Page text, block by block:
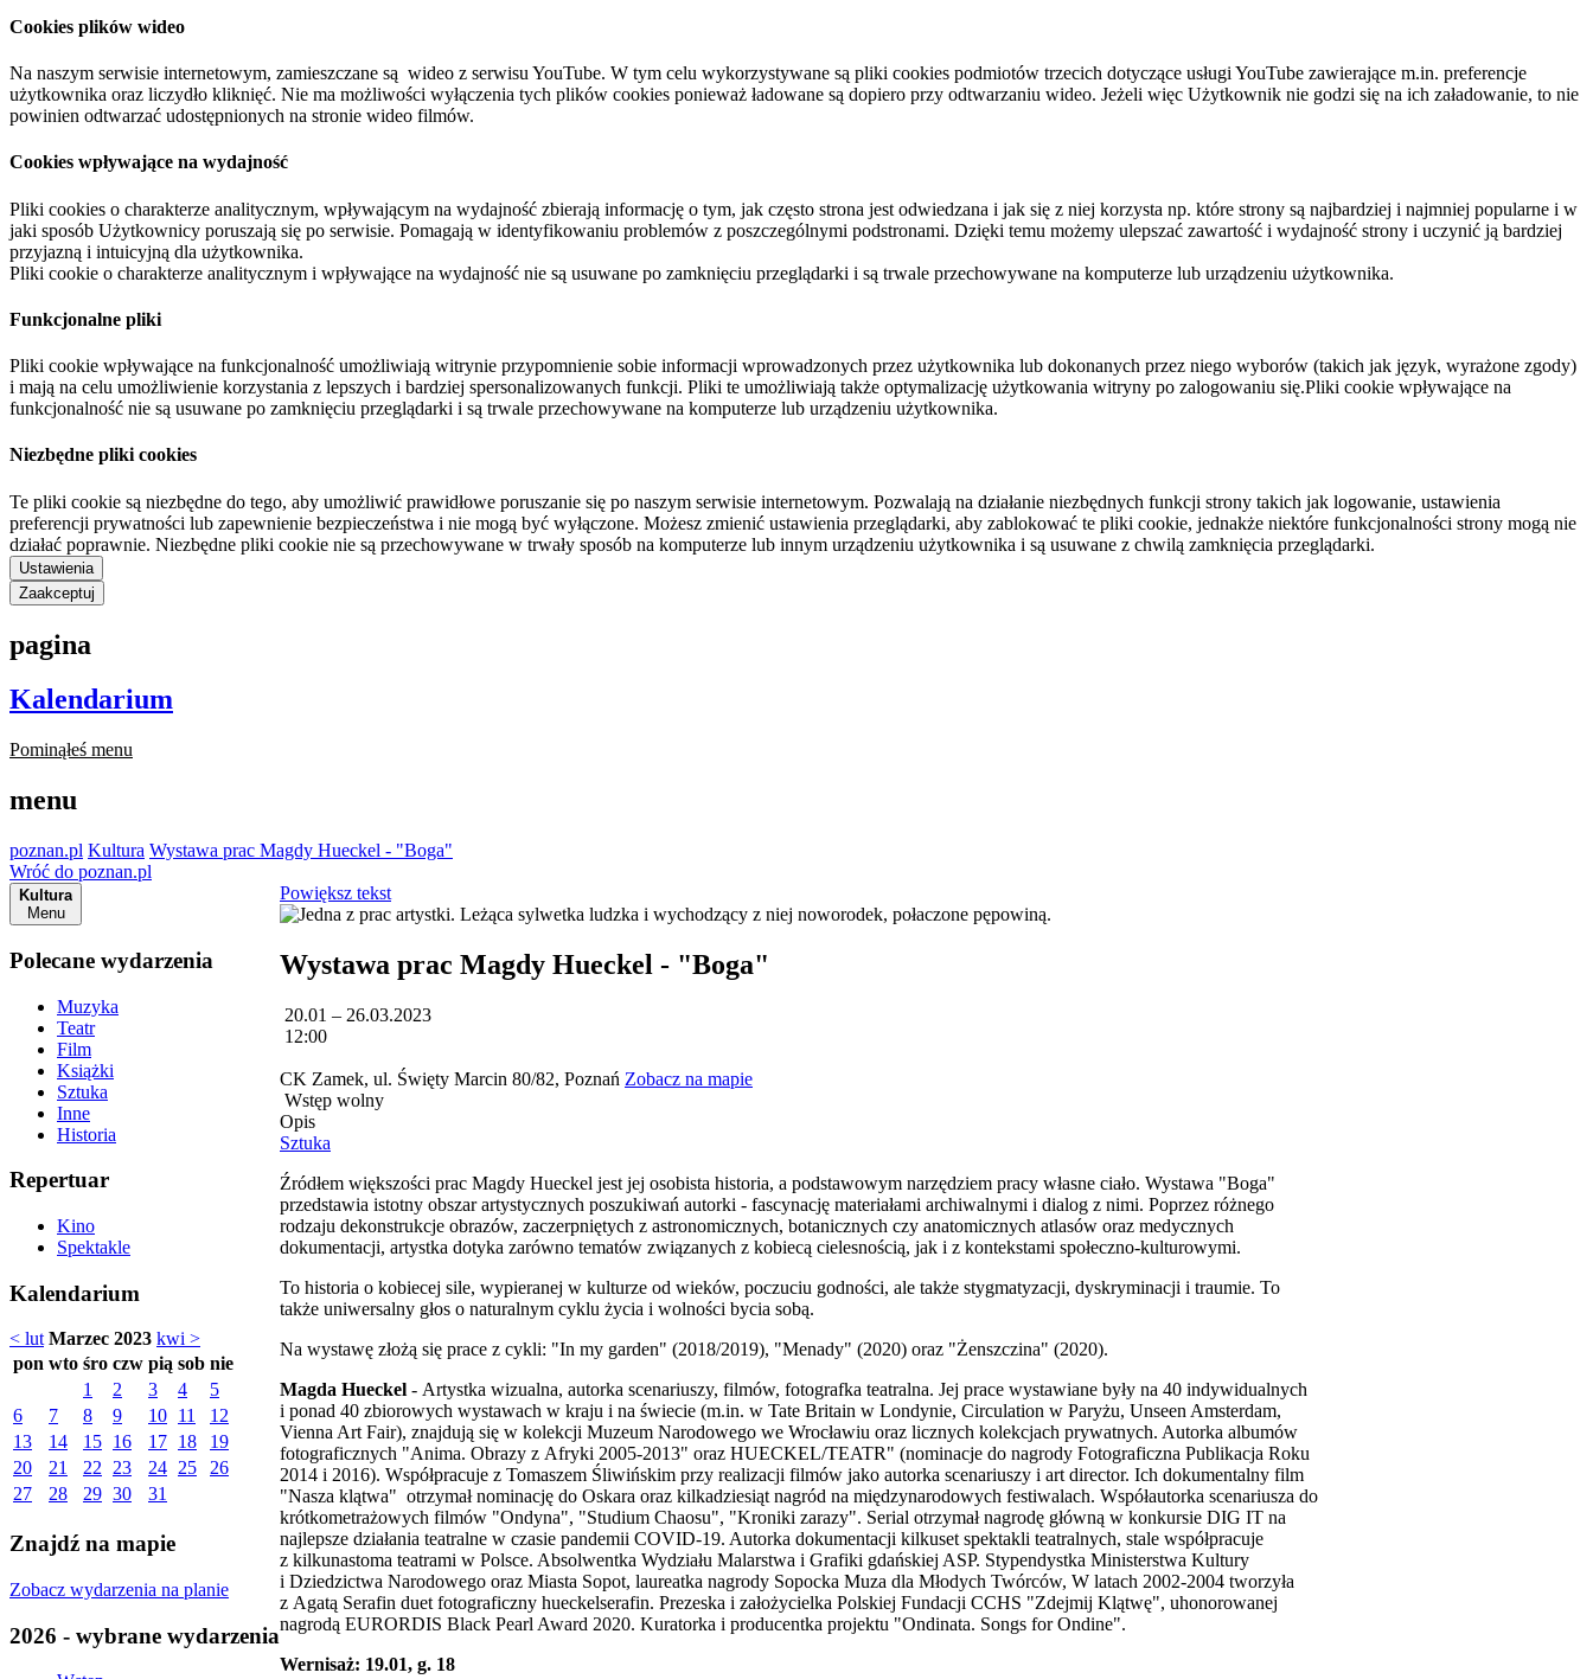
Cookies plików wideo
Na naszym serwisie internetowym, zamieszczane są wideo z serwisu YouTube. W tym celu wykorzystywane są pliki cookies podmiotów trzecich dotyczące usługi YouTube zawierające m.in. preferencje
użytkownika oraz liczydło kliknięć. Nie ma możliwości wyłączenia tych plików cookies ponieważ ładowane są dopiero przy odtwarzaniu wideo. Jeżeli więc Użytkownik nie godzi się na ich załadowanie, to nie
powinien odtwarzać udostępnionych na stronie wideo filmów.
Cookies wpływające na wydajność
Pliki cookies o charakterze analitycznym, wpływającym na wydajność zbierają informację o tym, jak często strona jest odwiedzana i jak się z niej korzysta np. które strony są najbardziej i najmniej popularne i w
jaki sposób Użytkownicy poruszają się po serwisie. Pomagają w identyfikowaniu problemów z poszczególnymi podstronami. Dzięki temu możemy ulepszać zawartość i wydajność strony i uczynić ją bardziej
przyjazną i intuicyjną dla użytkownika.
Pliki cookie o charakterze analitycznym i wpływające na wydajność nie są usuwane po zamknięciu przeglądarki i są trwale przechowywane na komputerze lub urządzeniu użytkownika.
Funkcjonalne pliki
Pliki cookie wpływające na funkcjonalność umożliwiają witrynie przypomnienie sobie informacji wprowadzonych przez użytkownika lub dokonanych przez niego wyborów (takich jak język, wyrażone zgody)
i mają na celu umożliwienie korzystania z lepszych i bardziej spersonalizowanych funkcji. Pliki te umożliwiają także optymalizację użytkowania witryny po zalogowaniu się.Pliki cookie wpływające na
funkcjonalność nie są usuwane po zamknięciu przeglądarki i są trwale przechowywane na komputerze lub urządzeniu użytkownika.
Niezbędne pliki cookies
Te pliki cookie są niezbędne do tego, aby umożliwić prawidłowe poruszanie się po naszym serwisie internetowym. Pozwalają na działanie niezbędnych funkcji strony takich jak logowanie, ustawienia
preferencji prywatności lub zapewnienie bezpieczeństwa i nie mogą być wyłączone. Możesz zmienić ustawienia przeglądarki, aby zablokować te pliki cookie, jednakże niektóre funkcjonalności strony mogą nie
działać poprawnie. Niezbędne pliki cookie nie są przechowywane w trwały sposób na komputerze lub innym urządzeniu użytkownika i są usuwane z chwilą zamknięcia przeglądarki.
Ustawienia
Zaakceptuj
pagina
Kalendarium
Pominąłeś menu
menu
poznan.pl Kultura Wystawa prac Magdy Hueckel - "Boga"
Wróć do poznan.pl
Kultura
Menu
Polecane wydarzenia
Muzyka
Teatr
Film
Książki
Sztuka
Inne
Historia
Repertuar
Kino
Spektakle
Kalendarium
< lut Marzec 2023 kwi >
pon wto śro czw pią sob nie
1
2 3 4
5
6
7 8 9 10 11
12
13
14 15 16 17 18
19
20
21 22 23 24 25
26
27
28 29 30 31
Znajdź na mapie
Zobacz wydarzenia na planie
2026 - wybrane wydarzenia
Powiększ tekst
Wystawa prac Magdy Hueckel - "Boga"
20.01 – 26.03.2023
12:00
CK Zamek, ul. Święty Marcin 80/82, Poznań Zobacz na mapie
Wstęp wolny
Opis
Sztuka
Źródłem większości prac Magdy Hueckel jest jej osobista historia, a podstawowym narzędziem pracy własne ciało. Wystawa "Boga"
przedstawia istotny obszar artystycznych poszukiwań autorki - fascynację materiałami archiwalnymi i dialog z nimi. Poprzez różnego
rodzaju dekonstrukcje obrazów, zaczerpniętych z astronomicznych, botanicznych czy anatomicznych atlasów oraz medycznych
dokumentacji, artystka dotyka zarówno tematów związanych z kobiecą cielesnością, jak i z kontekstami społeczno-kulturowymi.
To historia o kobiecej sile, wypieranej w kulturze od wieków, poczuciu godności, ale także stygmatyzacji, dyskryminacji i traumie. To
także uniwersalny głos o naturalnym cyklu życia i wolności bycia sobą.
Na wystawę złożą się prace z cykli: "In my garden" (2018/2019), "Menady" (2020) oraz "Żenszczina" (2020).
Magda Hueckel - Artystka wizualna, autorka scenariuszy, filmów, fotografka teatralna. Jej prace wystawiane były na 40 indywidualnych
i ponad 40 zbiorowych wystawach w kraju i na świecie (m.in. w Tate Britain w Londynie, Circulation w Paryżu, Unseen Amsterdam,
Vienna Art Fair), znajdują się w kolekcji Muzeum Narodowego we Wrocławiu oraz licznych kolekcjach prywatnych. Autorka albumów
fotograficznych "Anima. Obrazy z Afryki 2005-2013" oraz HUECKEL/TEATR" (nominacje do nagrody Fotograficzna Publikacja Roku
2014 i 2016). Współpracuje z Tomaszem Śliwińskim przy realizacji filmów jako autorka scenariuszy i art director. Ich dokumentalny film
"Nasza klątwa" otrzymał nominację do Oskara oraz kilkadziesiąt nagród na międzynarodowych festiwalach. Współautorka scenariusza do
krótkometrażowych filmów "Ondyna", "Studium Chaosu", "Kroniki zarazy". Serial otrzymał nagrodę główną w konkursie DIG IT na
najlepsze działania teatralne w czasie pandemii COVID-19. Autorka dokumentacji kilkuset spektakli teatralnych, stale współpracuje
z kilkunastoma teatrami w Polsce. Absolwentka Wydziału Malarstwa i Grafiki gdańskiej ASP. Stypendystka Ministerstwa Kultury
i Dziedzictwa Narodowego oraz Miasta Sopot, laureatka nagrody Sopocka Muza dla Młodych Twórców, W latach 2002-2004 tworzyła
z Agatą Serafin duet fotograficzny hueckelserafin. Prezeska i założycielka Polskiej Fundacji CCHS "Zdejmij Klątwę", uhonorowanej
nagrodą EURORDIS Black Pearl Award 2020. Kuratorka i producentka projektu "Ondinata. Songs for Ondine".
Wernisaż: 19.01, g. 18